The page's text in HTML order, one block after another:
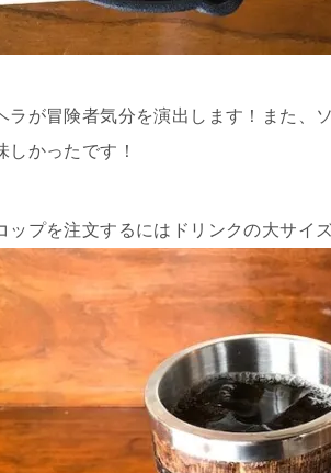
ラが冒険者気分を演出します！また、
しかったです！
ップを注文するにはドリンクの大サイ